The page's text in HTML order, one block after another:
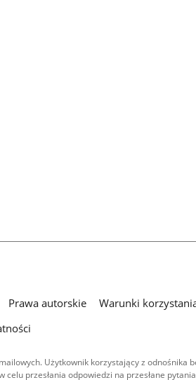
Prawa autorskie Warunki
Użytkownik korzystający z
przesłania odpowiedzi na przesłane